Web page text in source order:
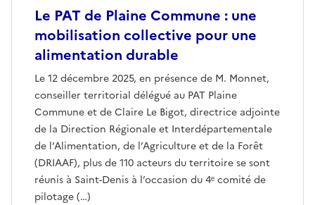
Le PAT de Plaine Commune : une
mobilisation collective pour une
alimentation durable
Le 12 décembre 2025, en présence de M. Monnet,
conseiller territorial délégué au PAT Plaine
Commune et de Claire Le Bigot, directrice adjointe
de la Direction Régionale et Interdépartementale
de l’Alimentation, de l’Agriculture et de la Forêt
(DRIAAF), plus de 110 acteurs du territoire se sont
réunis à Saint-Denis à l’occasion du 4ᵉ comité de
pilotage (…)